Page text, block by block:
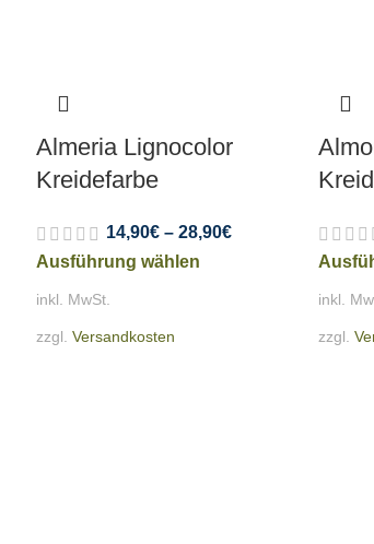
Almeria Lignocolor
Kreidefarbe
14,90€ –28,90€
Ausführung wählen
inkl. MwSt.
zzgl.Versandkosten
inkl.
zzgl.